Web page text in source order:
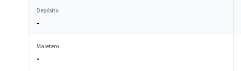
Depósito
-
Maletero
-